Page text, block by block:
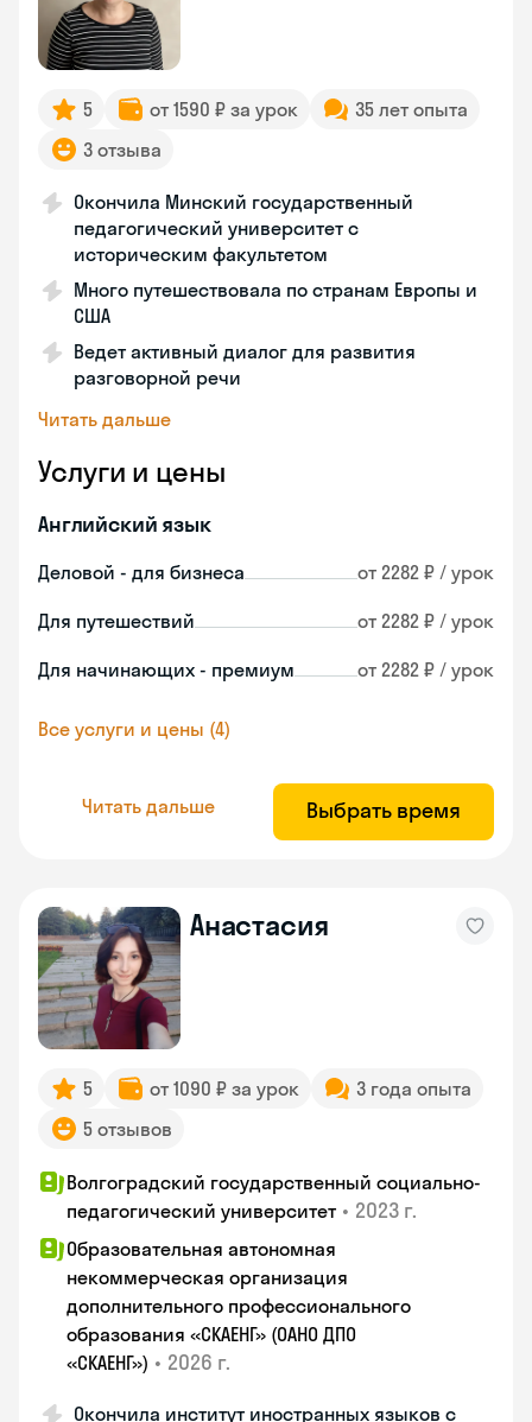
5 от 1590 ₽ за урок
35 лет опыта
3 отзыва
Окончила Минский государственный
педагогический университет с
историческим факультетом
Много путешествовала по странам Европы и
США
Ведет активный диалог для развития
разговорной речи
Читать дальше
Услуги и цены
Английский язык
Деловой - для бизнеса от 2282 ₽ / урок
Для путешествий от 2282 ₽ / урок
Для начинающих - премиум от 2282 ₽ / урок
Все услуги и цены (4)
Читать дальше Выбрать время
Анастасия
5 от 1090 ₽ за урок
3 года опыта
5 отзывов
Волгоградский государственный социально-
педагогический университет • 2023 г.
Образовательная автономная
некоммерческая организация
дополнительного профессионального
образования «СКАЕНГ» (ОАНО ДПО
«СКАЕНГ») • 2026 г.
Окончила институт иностранных языков с